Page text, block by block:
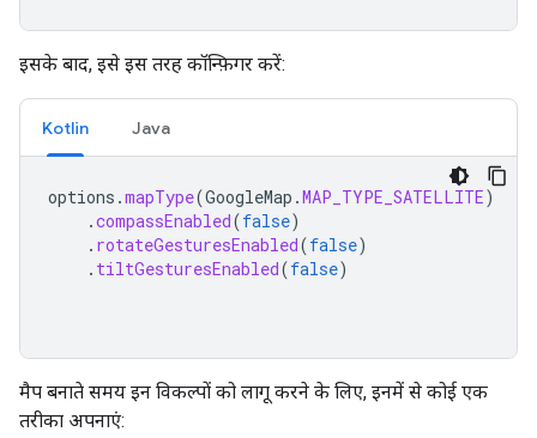
इसके बाद, इसे इस तरह कॉन्फ़िगर करें:
Kotlin Java
options .mapType(GoogleMap .MAP_TYPE_SATELLITE)
.compassEnabled(false)
. rotateGesturesEnabled(false)
. tiltGesturesEnabled(false)
मैप बनाते समय इन विकल्पों को लागू करने के लिए, इनमें से कोई एक
तरीका अपनाएं: